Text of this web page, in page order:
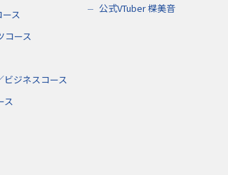
ス
コース
ビジネスコース
ス
公式VTuber 楪美音